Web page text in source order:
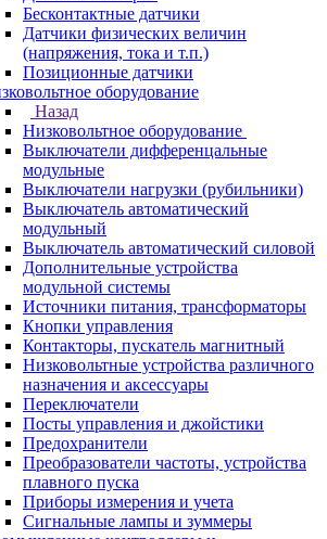
Бесконтактные датчики
Датчики физических величин
(напряжения, тока и т.п.)
Позиционные датчики
оборудование
Назад
Низковольтное оборудование
Выключатели дифференцальные
модульные
Выключатели нагрузки (рубильники)
Выключатель автоматический
модульный
Выключатель автоматический силовой
Дополнительные устройства
модульной системы
Источники питания, трансформаторы
Кнопки управления
Контакторы, пускатель магнитный
Низковольтные устройства различного
назначения и аксессуары
Переключатели
Посты управления и джойстики
Предохранители
Преобразователи частоты, устройства
плавного пуска
Приборы измерения и учета
Сигнальные лампы и зуммеры